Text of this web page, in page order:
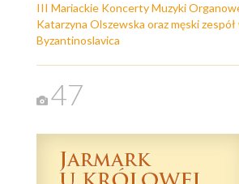
III Mariackie Koncerty Muzyki
Katarzyna Olszewska oraz męski
Byzantinoslavica
47